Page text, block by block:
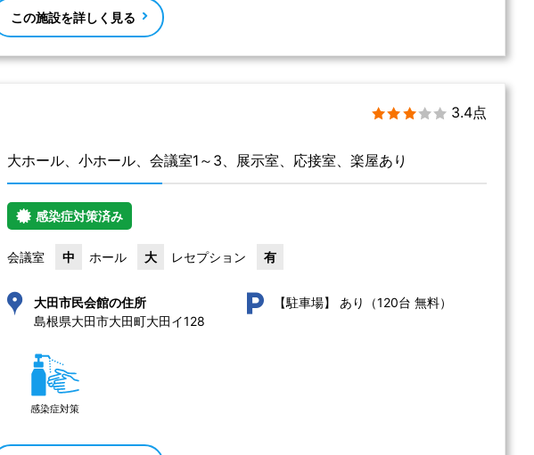
この施設を詳しく見る
3.4点
大ホール、小ホール、会議室1～3、展示室、応接室、楽屋あり
感染症対策済み
会議室 中 ホール 大 レセプション 有
大田市民会館の住所
島根県大田市大田町大田イ128
【駐車場】 あり（120台 無料）
感染症対策